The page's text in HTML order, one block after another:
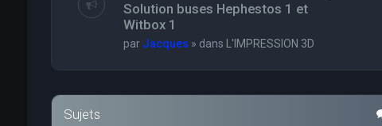
Solution buses Hephestos 1 et
Witbox 1
par Jacques » dans L'IMPRESSION 3D
Sujets